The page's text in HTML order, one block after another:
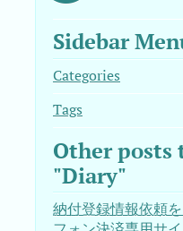
Sidebar
Categories
Tags
Other posts
"Diary"
納付登録情報依頼